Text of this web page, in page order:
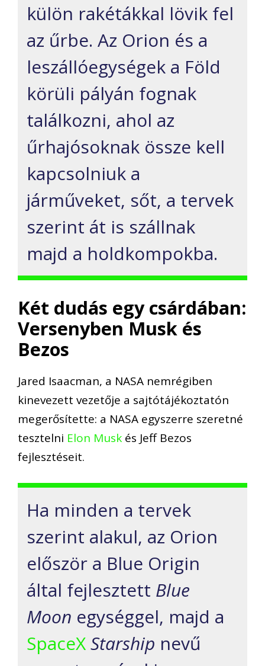
külön rakétákkal lövik fel
az űrbe. Az Orion és a
leszállóegységek a Föld
körüli pályán fognak
találkozni, ahol az
űrhajósoknak össze kell
kapcsolniuk a
járműveket, sőt, a tervek
szerint át is szállnak
majd a holdkompokba.
Két dudás egy csárdában:
Versenyben Musk és
Bezos
Jared Isaacman, a NASA nemrégiben
kinevezett vezetője a sajtótájékoztatón
megerősítette: a NASA egyszerre szeretné
tesztelni Elon Musk és Jeff Bezos
fejlesztéseit.
Ha minden a tervek
szerint alakul, az Orion
először a Blue Origin
által fejlesztett Blue
Moon egységgel, majd a
SpaceXStarship nevű